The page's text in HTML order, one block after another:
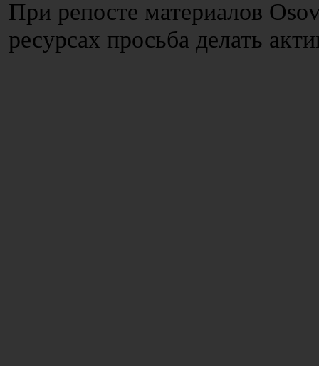
При репосте материалов
ресурсах просьба делать